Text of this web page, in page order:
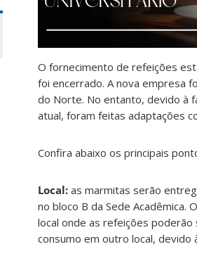
O fornecimento de refeições
foi encerrado. A nova empresa
do Norte. No entanto, devido à
atual, foram feitas adaptações
Confira abaixo os principais
Local: as marmitas serão
no bloco B da Sede Acadêmica.
local onde as refeições
consumo em outro local, devido